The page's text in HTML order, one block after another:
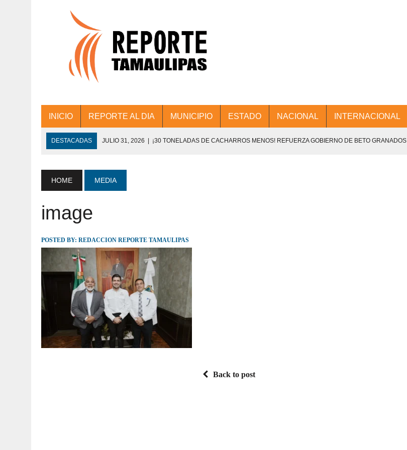
INICIO REPORTE AL DIA MUNICIPIO ESTADO NACIONAL INTERNACIONAL
DESTACADAS JULIO 31, 2026 | ¡30 TONELADAS DE CACHARROS MENOS! REFUERZA GOBIERNO DE BETO GRANADOS
JULIO 30, 2026 | 💧🚰 ¡AGUA PARA LA COMUNIDAD!
DE COLONIA.
JULIO 30, 2026 | TAMAULIPAS TE INVITA A DESCUBRIR EL ENCANTO DE LAS PLAYAS DEL GOLFO DE MÉXICO.
HOME MEDIA
image
POSTED BY: REDACCION REPORTE TAMAULIPAS
Back to post